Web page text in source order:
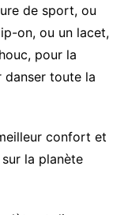
de sport, ou
on, ou un lacet,
pour la
danser toute la
confort et
la planète